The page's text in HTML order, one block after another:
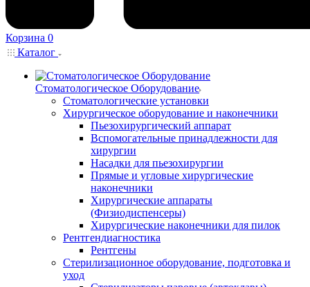
Корзина 0
Каталог
Стоматологическое Оборудование
Стоматологические установки
Хирургическое оборудование и наконечники
Пьезохирургический аппарат
Вспомогательные принадлежности для
хирургии
Насадки для пьезохирургии
Прямые и угловые хирургические
наконечники
Хирургические аппараты
(Физиодиспенсеры)
Хирургические наконечники для пилок
Рентгендиагностика
Рентгены
Стерилизационное оборудование, подготовка и
уход